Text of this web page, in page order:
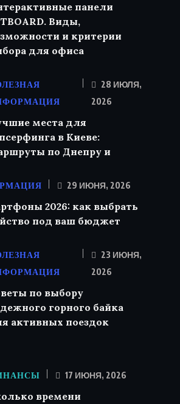
панели
Виды,
и критерии
для офиса
28 ИЮЛЯ,
2026
места для
в Киеве:
по Днепру и
29 ИЮНЯ, 2026
2026: как выбрать
под ваш бюджет
23 ИЮНЯ,
2026
по выбору
горного байка
активных поездок
17 ИЮНЯ, 2026
времени